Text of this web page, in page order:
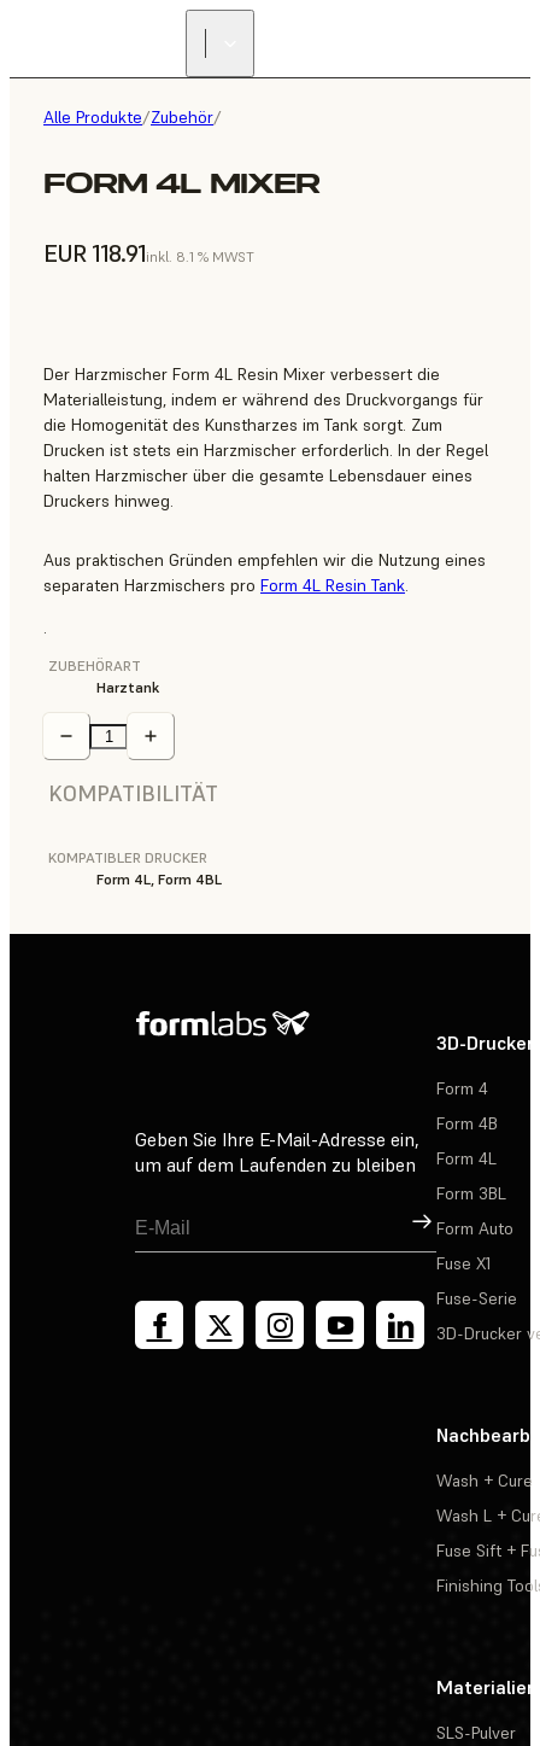
Alle Produkte/Zubehör/
FORM 4L MIXER
EUR 118.91inkl. 8.1 % MWST
Der Harzmischer Form 4L Resin Mixer verbessert die
Materialleistung, indem er während des Druckvorgangs für
die Homogenität des Kunstharzes im Tank sorgt. Zum
Drucken ist stets ein Harzmischer erforderlich. In der Regel
halten Harzmischer über die gesamte Lebensdauer eines
Druckers hinweg.
Aus praktischen Gründen empfehlen wir die Nutzung eines
separaten Harzmischers pro Form 4L Resin Tank.
.
ZUBEHÖRART
Harztank
KOMPATIBILITÄT
KOMPATIBLER DRUCKER
Form 4L, Form 4BL
Geben Sie Ihre E-Mail-Adresse ein,
um auf dem Laufenden zu bleiben
Registrieren
3D-Drucker
Form 4
Form 4B
Form 4L
Form 3BL
Form Auto
Fuse X1
Fuse-Serie
3D-Drucker
Wash + Cure
Wash L +
Fuse Sift +
Finishing
Materialien
SLS-Pulver